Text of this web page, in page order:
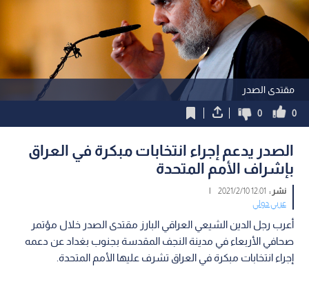
مقتدى الصدر
0
0
الصدر يدعم إجراء انتخابات مبكرة في العراق
بإشراف الأمم المتحدة
نشر : 12:01 2021/2/10
|
عربي دولي
أعرب رجل الدين الشيعي العراقي البارز مقتدى الصدر خلال مؤتمر
صحافي الأربعاء في مدينة النجف المقدسة بجنوب بغداد عن دعمه
إجراء انتخابات مبكرة في العراق تشرف عليها الأمم المتحدة.